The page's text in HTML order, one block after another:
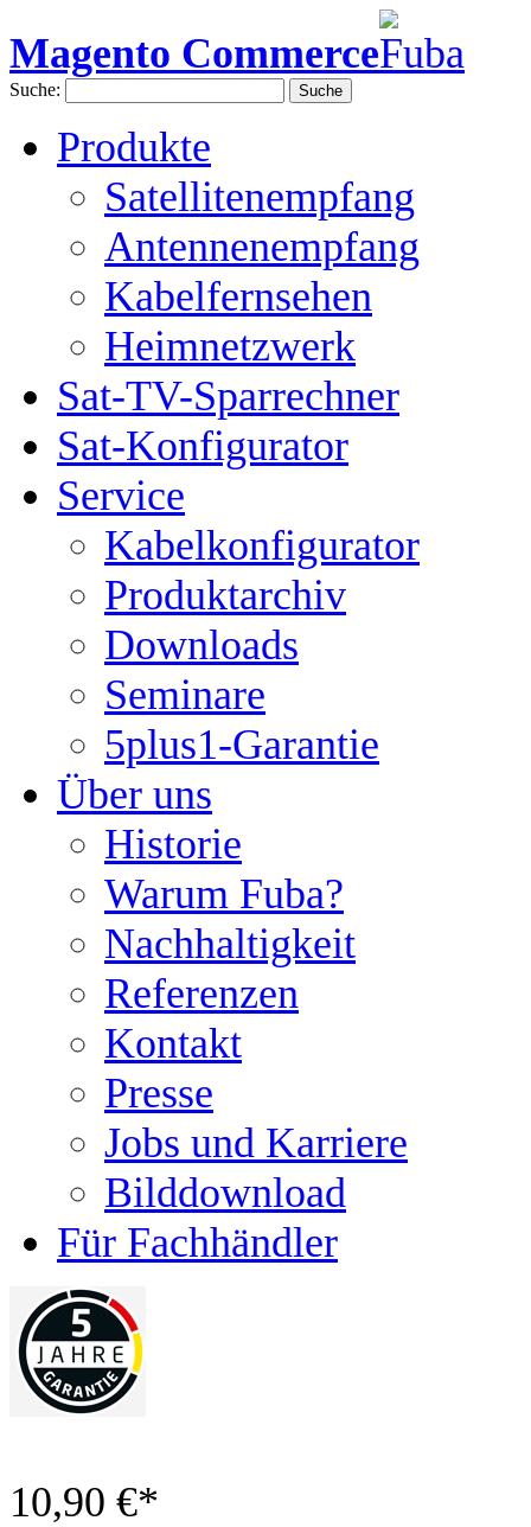
Magento Commerce
Suche: Suche
Produkte
Satellitenempfang
Antennenempfang
Kabelfernsehen
Heimnetzwerk
Sat-TV-Sparrechner
Sat-Konfigurator
Service
Kabelkonfigurator
Produktarchiv
Downloads
Seminare
5plus1-Garantie
Über uns
Historie
Warum Fuba?
Nachhaltigkeit
Referenzen
Kontakt
Presse
Jobs und Karriere
Bilddownload
Für Fachhändler
10,90 €*